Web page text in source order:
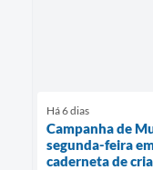
Há 6 dias
Campanha de
segunda-feira
caderneta de